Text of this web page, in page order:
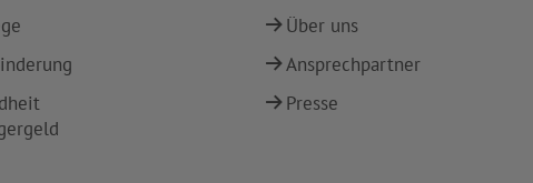
Über uns
Ansprechpartner
Presse